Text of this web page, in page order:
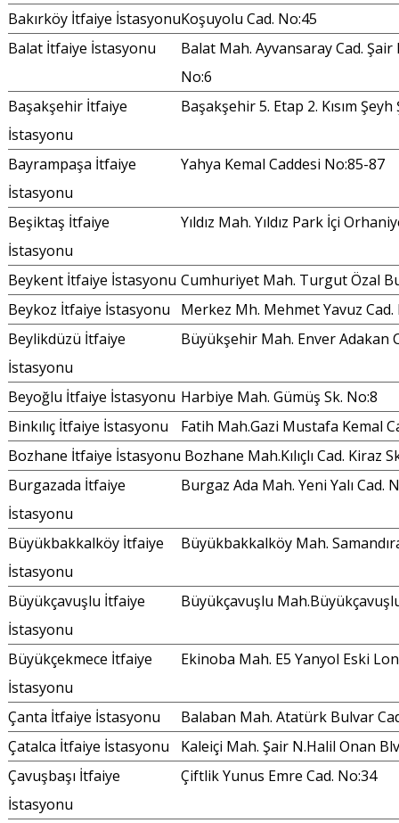
Bakırköy İtfaiye İstasyonuKoşuyolu Cad. No:45
Balat İtfaiye İstasyonu
Balat Mah. Ayvansaray Cad. Şair
No:6
Başakşehir İtfaiye
İstasyonu
Başakşehir 5. Etap 2. Kısım Şeyh
Bayrampaşa İtfaiye
İstasyonu
Yahya Kemal Caddesi No:85-87
Beşiktaş İtfaiye
İstasyonu
Yıldız Mah. Yıldız Park İçi
Beykent İtfaiye İstasyonu Cumhuriyet Mah. Turgut Özal
Beykoz İtfaiye İstasyonu
Merkez Mh. Mehmet Yavuz Cad.
Beylikdüzü İtfaiye
İstasyonu
Büyükşehir Mah. Enver Adakan
Beyoğlu İtfaiye İstasyonu Harbiye Mah. Gümüş Sk. No:8
Binkılıç İtfaiye İstasyonu
Fatih Mah.Gazi Mustafa Kemal
Bozhane İtfaiye İstasyonu Bozhane Mah.Kılıçlı Cad. Kiraz
Burgazada İtfaiye
İstasyonu
Burgaz Ada Mah. Yeni Yalı Cad.
Büyükbakkalköy İtfaiye
İstasyonu
Büyükbakkalköy Mah.
Büyükçavuşlu İtfaiye
İstasyonu
Büyükçavuşlu
Büyükçekmece İtfaiye
İstasyonu
Ekinoba Mah. E5 Yanyol Eski
Çanta İtfaiye İstasyonu
Balaban Mah. Atatürk Bulvar
Çatalca İtfaiye İstasyonu
Kaleiçi Mah. Şair N.Halil Onan
Çavuşbaşı İtfaiye
İstasyonu
Çiftlik Yunus Emre Cad. No:34